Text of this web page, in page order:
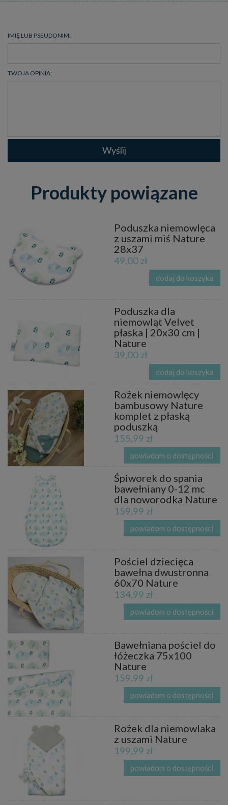
IMIĘ LUB PSEUDONIM:
TWOJA OPINIA:
Wyślij
Produkty powiązane
Poduszka niemowlęca
z uszami miś Nature
28x37
49,00 zł
dodaj do koszyka
Poduszka dla
niemowląt Velvet
płaska | 20x30 cm |
Nature
39,00 zł
dodaj do koszyka
Rożek niemowlęcy
bambusowy Nature
komplet z płaską
poduszką
155,99 zł
powiadom o dostępności
Śpiworek do spania
bawełniany 0-12 mc
dla noworodka Nature
159,99 zł
powiadom o dostępności
Pościel dziecięca
bawełna dwustronna
60x70 Nature
134,99 zł
powiadom o dostępności
Bawełniana pościel do
łóżeczka 75x100
Nature
159,99 zł
powiadom o dostępności
Rożek dla niemowlaka
z uszami Nature
199,99 zł
powiadom o dostępności